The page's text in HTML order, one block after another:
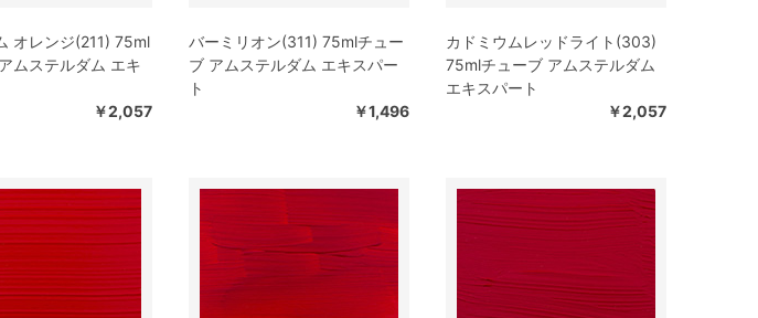
オレンジ(211) 75ml
ムステルダム エキ
￥2,057
バーミリオン(311) 75mlチュー
ブ アムステルダム エキスパー
ト
￥1,496
カドミウムレッドライト(303)
75mlチューブ アムステルダム
エキスパート
￥2,057